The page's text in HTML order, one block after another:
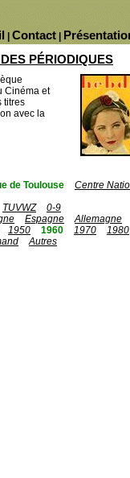
Contact
PÉRIODIQUES
Cinéma et
titres
avec la
de Toulouse
Centre
TUVWZ
0-9
Espagne Allemagne
1950 1960 1970 1980
Autres